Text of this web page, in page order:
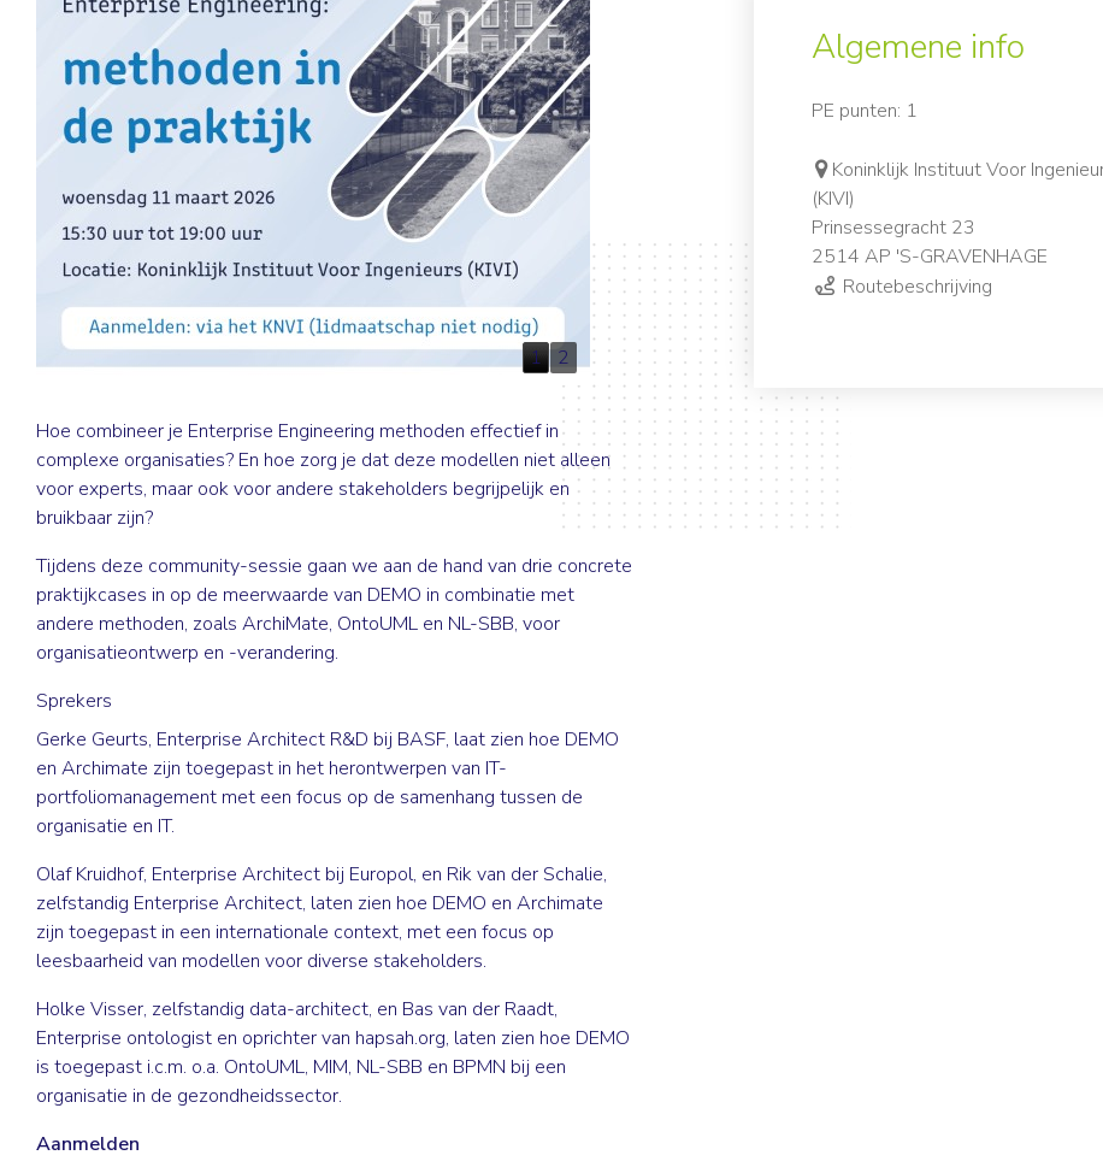
1 2
Hoe combineer je Enterprise Engineering methoden effectief in
complexe organisaties? En hoe zorg je dat deze modellen niet alleen
voor experts, maar ook voor andere stakeholders begrijpelijk en
bruikbaar zijn?
Tijdens deze community-sessie gaan we aan de hand van drie concrete
praktijkcases in op de meerwaarde van DEMO in combinatie met
andere methoden, zoals ArchiMate, OntoUML en NL-SBB, voor
organisatieontwerp en -verandering.
Sprekers
Gerke Geurts, Enterprise Architect R&D bij BASF, laat zien hoe DEMO
en Archimate zijn toegepast in het herontwerpen van IT-
portfoliomanagement met een focus op de samenhang tussen de
organisatie en IT.
Olaf Kruidhof, Enterprise Architect bij Europol, en Rik van der Schalie,
zelfstandig Enterprise Architect, laten zien hoe DEMO en Archimate
zijn toegepast in een internationale context, met een focus op
leesbaarheid van modellen voor diverse stakeholders.
Holke Visser, zelfstandig data-architect, en Bas van der Raadt,
Enterprise ontologist en oprichter van hapsah.org, laten zien hoe DEMO
is toegepast i.c.m. o.a. OntoUML, MIM, NL-SBB en BPMN bij een
organisatie in de gezondheidssector.
Aanmelden
Algemene info
PE punten: 1
Koninklijk Instituut Voor
(KIVI)
Prinsessegracht 23
2514 AP 'S-GRAVENHAGE
Routebeschrijving